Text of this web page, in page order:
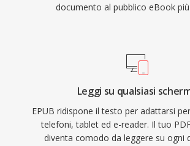
documento al pubblico eBook
Leggi su qualsiasi
EPUB ridispone il testo per adattarsi
telefoni, tablet ed e-reader. Il tuo
diventa comodo da leggere su ogni